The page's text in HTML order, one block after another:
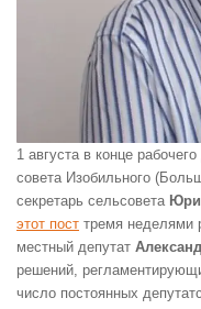
1 августа в конце
совета Изобильного
секретарь сельсовета
этот пост тремя неделями
местный депутат
решений,
число постоянных